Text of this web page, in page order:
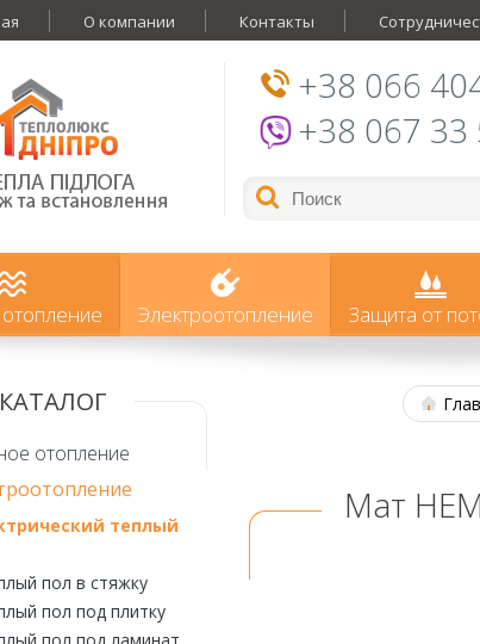
О компании Контакты
+38 066
+38 067 33
Электроотопление Защита от
КАТАЛОГ
отопление
теплый
пол в стяжку
пол под плитку
Мат